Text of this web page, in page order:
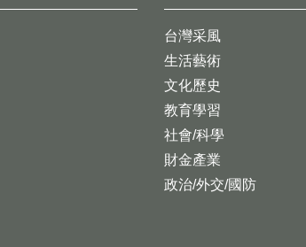
台灣采風
生活藝術
文化歷史
教育學習
社會/科學
財金產業
政治/外交/國防